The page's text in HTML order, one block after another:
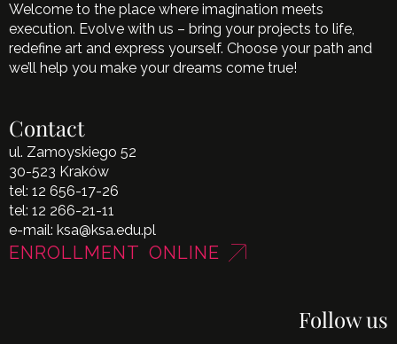
Welcome to the place where imagination meets
execution. Evolve with us – bring your projects to life,
redefine art and express yourself. Choose your path and
we’ll help you make your dreams come true!
Contact
ul. Zamoyskiego 52
30-523 Kraków
tel: 12 656-17-26
tel: 12 266-21-11
e-mail: ksa@ksa.edu.pl
ENROLLMENT ONLINE
Follow us